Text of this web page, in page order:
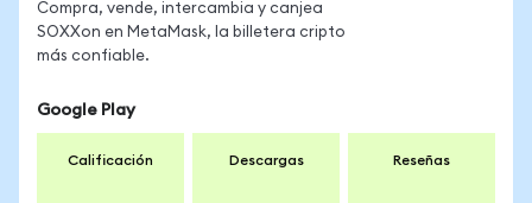
Compra, vende, intercambia y canjea
SOXXon en MetaMask, la billetera cripto
más confiable.
Google Play
Calificación Descargas Reseñas